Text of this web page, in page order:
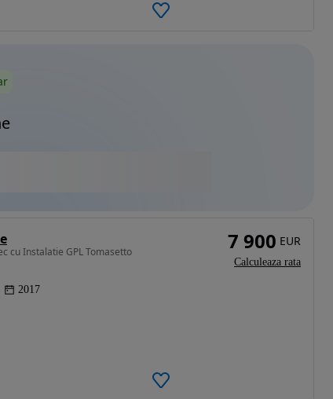
cu Instalatie GPL Tomasetto
2017
7 900 EUR
Calculeaza rata